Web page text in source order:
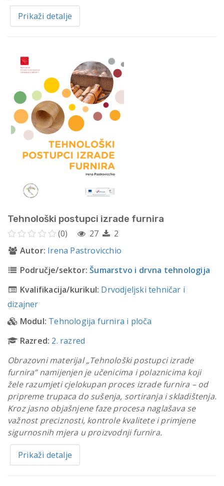
Prikaži detalje
Tehnološki postupci izrade furnira
(0) 27
2
Autor: Irena Pastrovicchio
Područje/sektor: Šumarstvo i drvna tehnologija
Kvalifikacija/kurikul: Drvodjeljski tehničar i
dizajner
Modul: Tehnologija furnira i ploča
Razred: 2. razred
Obrazovni materijal „Tehnološki postupci izrade
furnira” namijenjen je učenicima i polaznicima koji
žele razumjeti cjelokupan proces izrade furnira – od
pripreme trupaca do sušenja, sortiranja i skladištenja.
Kroz jasno objašnjene faze procesa naglašava se
važnost preciznosti, kontrole kvalitete i primjene
sigurnosnih mjera u proizvodnji furnira.
Prikaži detalje